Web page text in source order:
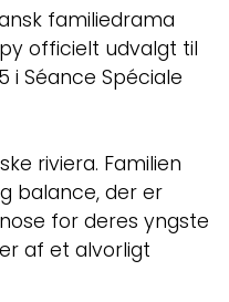
familiedrama
officielt udvalgt til
i Séance Spéciale
riviera. Familien
balance, der er
for deres yngste
af et alvorligt